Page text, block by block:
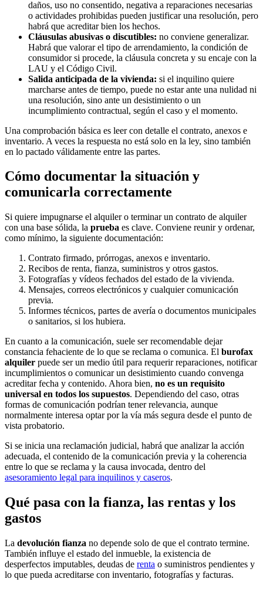
daños, uso no consentido, negativa a reparaciones necesarias
o actividades prohibidas pueden justificar una resolución, pero
habrá que acreditar bien los hechos.
Cláusulas abusivas o discutibles: no conviene generalizar.
Habrá que valorar el tipo de arrendamiento, la condición de
consumidor si procede, la cláusula concreta y su encaje con la
LAU y el Código Civil.
Salida anticipada de la vivienda: si el inquilino quiere
marcharse antes de tiempo, puede no estar ante una nulidad ni
una resolución, sino ante un desistimiento o un
incumplimiento contractual, según el caso y el momento.
Una comprobación básica es leer con detalle el contrato, anexos e
inventario. A veces la respuesta no está solo en la ley, sino también
en lo pactado válidamente entre las partes.
Cómo documentar la situación y
comunicarla correctamente
Si quiere impugnarse el alquiler o terminar un contrato de alquiler
con una base sólida, la prueba es clave. Conviene reunir y ordenar,
como mínimo, la siguiente documentación:
Contrato firmado, prórrogas, anexos e inventario.
Recibos de renta, fianza, suministros y otros gastos.
Fotografías y vídeos fechados del estado de la vivienda.
Mensajes, correos electrónicos y cualquier comunicación
previa.
Informes técnicos, partes de avería o documentos municipales
o sanitarios, si los hubiera.
En cuanto a la comunicación, suele ser recomendable dejar
constancia fehaciente de lo que se reclama o comunica. El burofax
alquiler puede ser un medio útil para requerir reparaciones, notificar
incumplimientos o comunicar un desistimiento cuando convenga
acreditar fecha y contenido. Ahora bien, no es un requisito
universal en todos los supuestos. Dependiendo del caso, otras
formas de comunicación podrían tener relevancia, aunque
normalmente interesa optar por la vía más segura desde el punto de
vista probatorio.
Si se inicia una reclamación judicial, habrá que analizar la acción
adecuada, el contenido de la comunicación previa y la coherencia
entre lo que se reclama y la causa invocada, dentro del
asesoramiento legal para inquilinos y caseros.
Qué pasa con la fianza, las rentas y los
gastos
La devolución fianza no depende solo de que el contrato termine.
También influye el estado del inmueble, la existencia de
desperfectos imputables, deudas de renta o suministros pendientes y
lo que pueda acreditarse con inventario, fotografías y facturas.